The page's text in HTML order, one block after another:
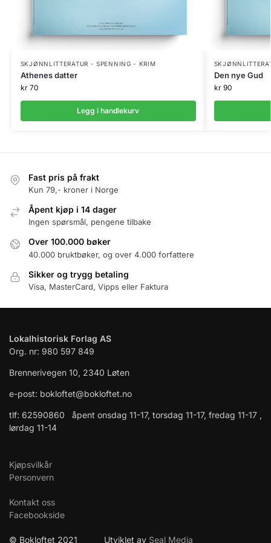
SKJØNNLITTERATUR - SPENNING - KRIM
Athenes datter
kr70
Legg i handlekurv
Den nye Gud
kr90
Fast pris på frakt
Kun 79,- kroner i Norge
Åpent kjøp i 14 dager
Ingen spørsmål, pengene tilbake
Over 100.000 bøker
40.000 bruktbøker, og over 4.000 forfattere
Sikker og trygg betaling
Visa, MasterCard, Vipps eller Faktura
Lokalhistorisk Forlag AS
Org. nr: 980 597 849
Brennerivegen 10, 2340 Løten
e-post: bokloftet@bokloftet.no
tlf: 62590860 åpent onsdag 11-17, torsdag 11-17, fredag 11-17 ,
lørdag 11-14
Kjøpsvilkår
Personvern
Kontakt oss
Facebookside
© Bokloftet 2021 Utviklet av Seal Media